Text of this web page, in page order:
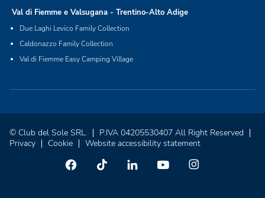
Val di Fiemme e Valsugana - Trentino-Alto Adige
Due Laghi Levico Family Collection
Caldonazzo Family Collection
Val di Fiemme Easy Camping Village
© Club del Sole SRL.
P.IVA 04205530407 All Right Reserved
Privacy
Cookie Website accessibility statement